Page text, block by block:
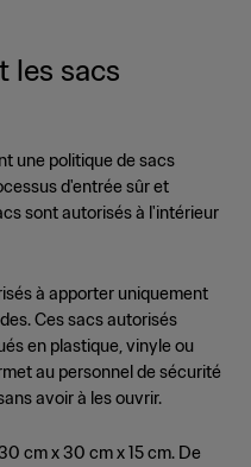
les sacs
une politique de sacs
d'entrée sûr et
sont autorisés à l'intérieur
à apporter uniquement
Ces sacs autorisés
en plastique, vinyle ou
au personnel de sécurité
avoir à les ouvrir.
cm x 30 cm x 15 cm. De